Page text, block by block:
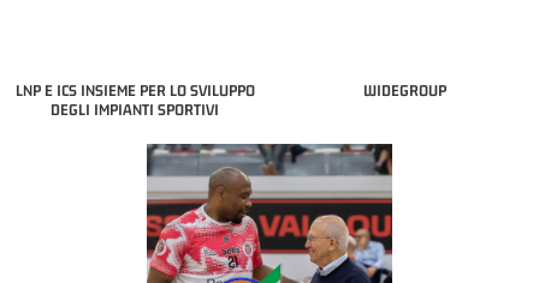
LNP E ICS INSIEME PER LO SVILUPPO
DEGLI IMPIANTI SPORTIVI
WIDEGROUP